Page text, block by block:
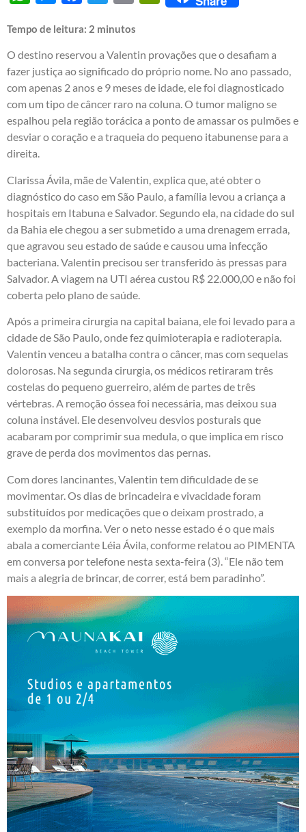
Tempo de leitura: 2 minutos
O destino reservou a Valentin provações que o desafiam a
fazer justiça ao significado do próprio nome. No ano passado,
com apenas 2 anos e 9 meses de idade, ele foi diagnosticado
com um tipo de câncer raro na coluna. O tumor maligno se
espalhou pela região torácica a ponto de amassar os pulmões e
desviar o coração e a traqueia do pequeno itabunense para a
direita.
Clarissa Ávila, mãe de Valentin, explica que, até obter o
diagnóstico do caso em São Paulo, a família levou a criança a
hospitais em Itabuna e Salvador. Segundo ela, na cidade do sul
da Bahia ele chegou a ser submetido a uma drenagem errada,
que agravou seu estado de saúde e causou uma infecção
bacteriana. Valentin precisou ser transferido às pressas para
Salvador. A viagem na UTI aérea custou R$ 22.000,00 e não foi
coberta pelo plano de saúde.
Após a primeira cirurgia na capital baiana, ele foi levado para a
cidade de São Paulo, onde fez quimioterapia e radioterapia.
Valentin venceu a batalha contra o câncer, mas com sequelas
dolorosas. Na segunda cirurgia, os médicos retiraram três
costelas do pequeno guerreiro, além de partes de três
vértebras. A remoção óssea foi necessária, mas deixou sua
coluna instável. Ele desenvolveu desvios posturais que
acabaram por comprimir sua medula, o que implica em risco
grave de perda dos movimentos das pernas.
Com dores lancinantes, Valentin tem dificuldade de se
movimentar. Os dias de brincadeira e vivacidade foram
substituídos por medicações que o deixam prostrado, a
exemplo da morfina. Ver o neto nesse estado é o que mais
abala a comerciante Léia Ávila, conforme relatou ao PIMENTA
em conversa por telefone nesta sexta-feira (3). “Ele não tem
mais a alegria de brincar, de correr, está bem paradinho”.